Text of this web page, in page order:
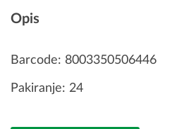
Opis
Barcode: 8003350506446
Pakiranje: 24